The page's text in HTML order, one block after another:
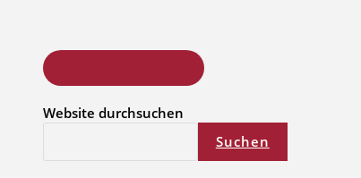
Website durchsuchen
Suchen